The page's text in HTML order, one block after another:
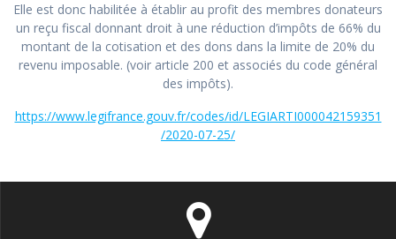
Elle est donc habilitée à établir au profit des membres donateurs
un reçu fiscal donnant droit à une réduction d’impôts de 66% du
montant de la cotisation et des dons dans la limite de 20% du
revenu imposable. (voir article 200 et associés du code général
des impôts).
https://www.legifrance.gouv.fr/codes/id/LEGIARTI000042159351
/2020-07-25/